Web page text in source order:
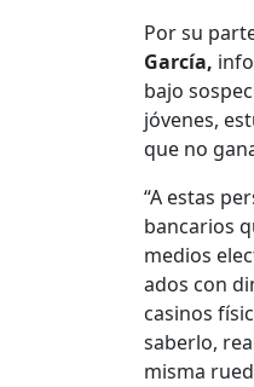
Por su
Gar­cía,
bajo
jóvenes,
que no
“A estas
ban­car­ios
medios
a­dos con
casi­nos
saber­lo,
mis­ma